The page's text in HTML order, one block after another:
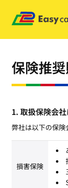
保険推
取扱保険会
弊社は以下の保険
損害保険